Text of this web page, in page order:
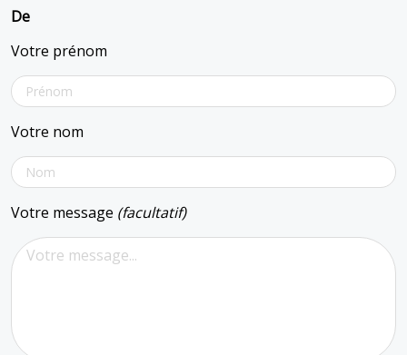
De
Votre prénom
Votre nom
Votre message (facultatif)